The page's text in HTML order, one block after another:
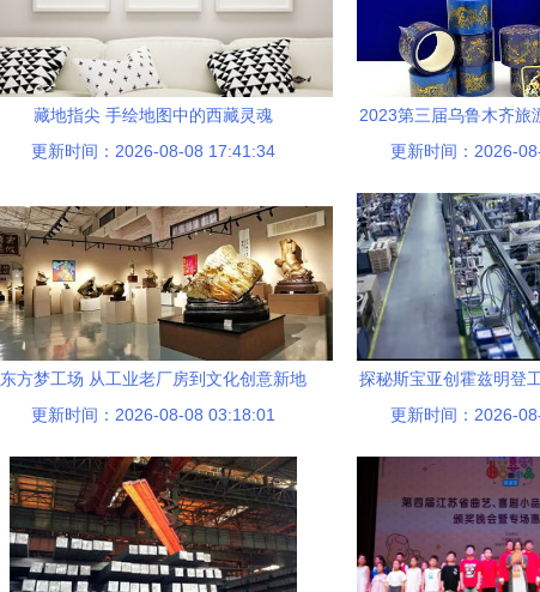
藏地指尖 手绘地图中的西藏灵魂
更新时间：2026-08-08 17:41:34
2023第三届乌鲁木齐旅
大赛征集文化经
更新时间：2026-
东方梦工场 从工业老厂房到文化创意新地
标的华丽蜕变
更新时间：2026-08-08 03:18:01
探秘斯宝亚创霍兹明登
色诗篇
更新时间：2026-